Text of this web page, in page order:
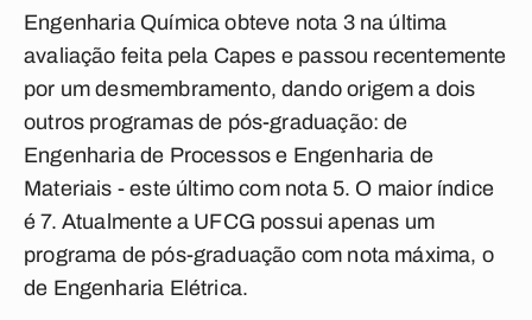
Engenharia Química obteve nota 3 na última
avaliação feita pela Capes e passou recentemente
por um desmembramento, dando origem a dois
outros programas de pós-graduação: de
Engenharia de Processos e Engenharia de
Materiais - este último com nota 5. O maior índice
é 7. Atualmente a UFCG possui apenas um
programa de pós-graduação com nota máxima, o
de Engenharia Elétrica.